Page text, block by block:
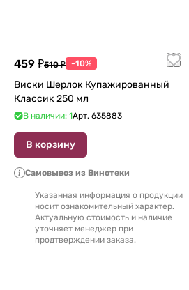
459 ₽510 ₽ -10%
Виски Шерлок Купажированный
Классик 250 мл
В наличии: 1Арт. 635883
В корзину
Самовывоз из Винотеки
Указанная информация о продукции
носит ознакомительный характер.
Актуальную стоимость и наличие
уточняет менеджер при
продтверждении заказа.